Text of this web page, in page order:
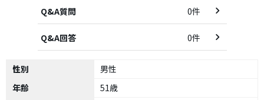
Q&A質問 0件
Q&A回答 0件
性別
男性
年齢
51歳